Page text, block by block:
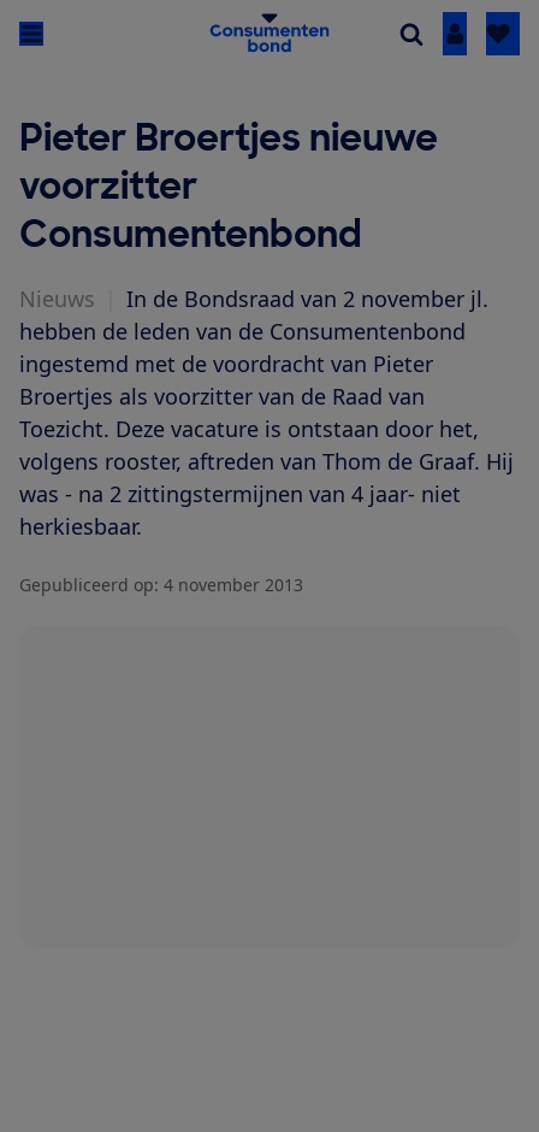
Inloggen
Pieter Broertjes nieuwe
voorzitter
Consumentenbond
Nieuws
In de Bondsraad van 2 november jl.
hebben de leden van de Consumentenbond
ingestemd met de voordracht van Pieter
Broertjes als voorzitter van de Raad van
Toezicht. Deze vacature is ontstaan door het,
volgens rooster, aftreden van Thom de Graaf. Hij
was - na 2 zittingstermijnen van 4 jaar- niet
herkiesbaar.
Gepubliceerd op: 4 november 2013